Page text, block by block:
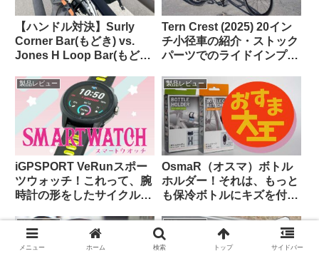
【ハンドル対決】Surly
Corner Bar(もどき) vs.
Jones H Loop Bar(もど
は…
Tern Crest (2025) 20イン
チ小径車の紹介・ストック
パーツでのライドインプレ
い上質なミニベロ】
製品レビュー
iGPSPORT VeRunスポー
ツウォッチ！これって、腕
時計の形をしたサイクルコ
製品レビュー
OsmaR（オスマ）ボトル
ホルダー！それは、もっと
も保冷ボトルにキズを付け
ダー（のはず）！！
メニュー ホーム 検索 トップ サイドバー